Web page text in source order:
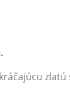
zlatú